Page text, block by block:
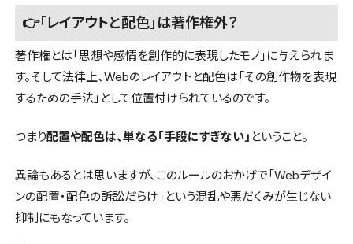
👉「レイアウトと配色」は著作権外？
著作権とは「思想や感情を創作的に表現したモノ」に与えられま
す。そして法律上、Webのレイアウトと配色は「その創作物を表現
するための手法」として位置付けられているのです。
つまり配置や配色は、単なる「手段にすぎない」 ということ。
異論もあるとは思いますが、このルールのおかげで「Webデザイ
ンの配置・配色の訴訟だらけ」という混乱や悪だくみが生じない
抑制にもなっています。